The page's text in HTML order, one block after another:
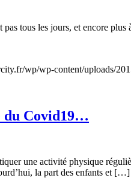
tous les jours, et encore
wp/wp-content/uploads/
du Covid19…
une activité physique
la part des enfants et […]